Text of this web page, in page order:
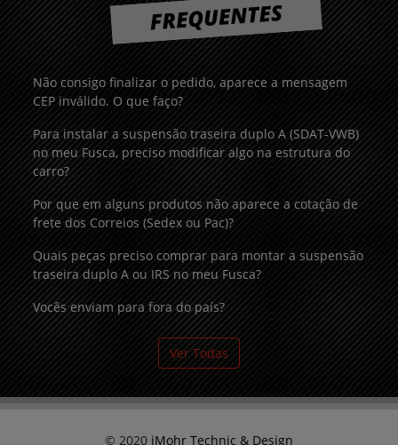
Não consigo finalizar o pedido, aparece a mensagem
CEP inválido. O que faço?
Para instalar a suspensão traseira duplo A (SDAT-VWB)
no meu Fusca, preciso modificar algo na estrutura do
carro?
Por que em alguns produtos não aparece a cotação de
frete dos Correios (Sedex ou Pac)?
Quais peças preciso comprar para montar a suspensão
traseira duplo A ou IRS no meu Fusca?
Vocês enviam para fora do país?
Ver Todas
© 2020 iMohr Technic & Design